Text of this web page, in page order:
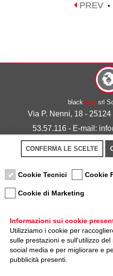
PREV •
blackshipsrl
Via P. Nenni, 18 -
53.57.116 - E-mail:
Privacy policy-
Nota sulla
CONFERMA LE SCELTE
Cookie Tecnici Cookie
Cookie di Marketing
Informazioni sui cookie
Utilizziamo i cookie per
sulle prestazioni e sull'utilizzo
social media e per migliorare e
pubblicità presenti.